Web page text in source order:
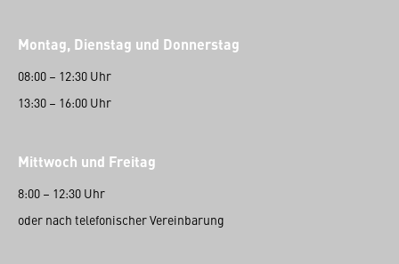
Montag, Dienstag und Donnerstag
08:00 – 12:30 Uhr
13:30 – 16:00 Uhr
Mittwoch und Freitag
8:00 – 12:30 Uhr
oder nach telefonischer Vereinbarung